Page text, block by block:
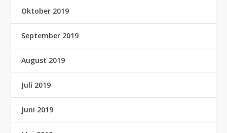
Oktober 2019
September 2019
August 2019
Juli 2019
Juni 2019